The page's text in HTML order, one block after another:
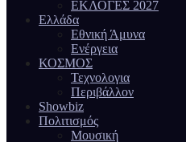
ΕΚΛΟΓΕΣ 2027
Ελλάδα
Εθνική Άμυνα
Ενέργεια
ΚΟΣΜΟΣ
Τεχνολογια
Περιβάλλον
Showbiz
Πολιτισμός
Μουσική